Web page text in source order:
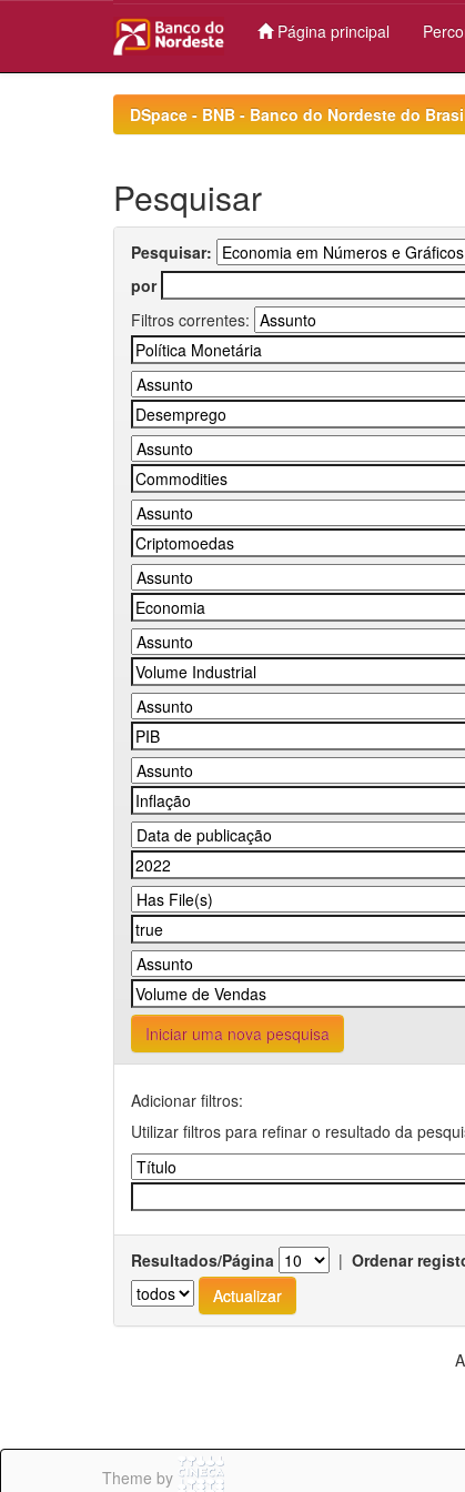
Página principal
DSpace - BNB - Banco do Nordeste do
Pesquisar
Pesquisar:
por
Filtros correntes:
Iniciar uma nova pesquisa
Adicionar filtros:
Utilizar filtros para refinar o resultado da
Resultados/Página | Ordenar
Theme by